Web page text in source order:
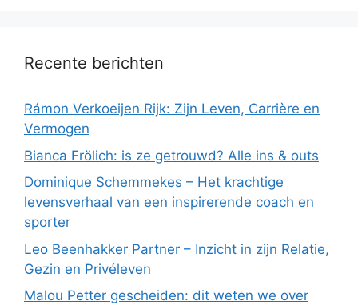
Recente berichten
Rámon Verkoeijen Rijk: Zijn Leven, Carrière en
Vermogen
Bianca Frölich: is ze getrouwd? Alle ins & outs
Dominique Schemmekes – Het krachtige
levensverhaal van een inspirerende coach en
sporter
Leo Beenhakker Partner – Inzicht in zijn Relatie,
Gezin en Privéleven
Malou Petter gescheiden: dit weten we over